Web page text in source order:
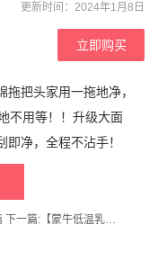
更新时间：2024年1月8日
立即购买
把头家用一拖地净，
不用等！！升级大面
净，全程不沾手！
下一篇: 【蒙牛低温乳品旗舰店】双拼果粒风味酸牛奶草莓/菠萝90g*24杯